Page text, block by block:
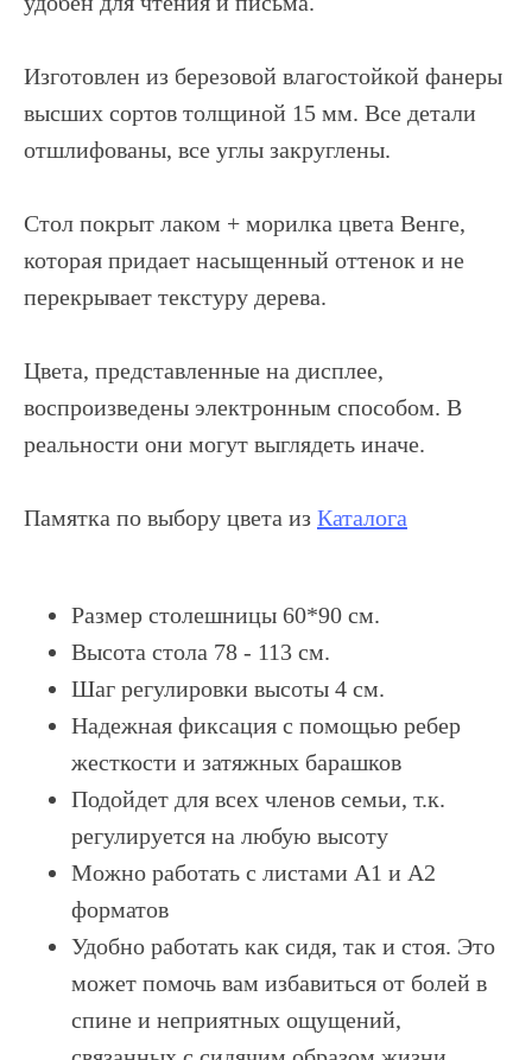
Изготовлен из березовой влагостойкой фанеры
высших сортов толщиной 15 мм. Все детали
отшлифованы, все углы закруглены.
Стол покрыт лаком + морилка цвета Венге,
которая придает насыщенный оттенок и не
перекрывает текстуру дерева.
Цвета, представленные на дисплее,
воспроизведены электронным способом. В
реальности они могут выглядеть иначе.
Памятка по выбору цвета из Каталога
Размер столешницы 60*90 см.
Высота стола 78 - 113 см.
Шаг регулировки высоты 4 см.
Надежная фиксация с помощью ребер
жесткости и затяжных барашков
Подойдет для всех членов семьи, т.к.
регулируется на любую высоту
Можно работать с листами A1 и А2
форматов
Удобно работать как сидя, так и стоя. Это
может помочь вам избавиться от болей в
спине и неприятных ощущений,